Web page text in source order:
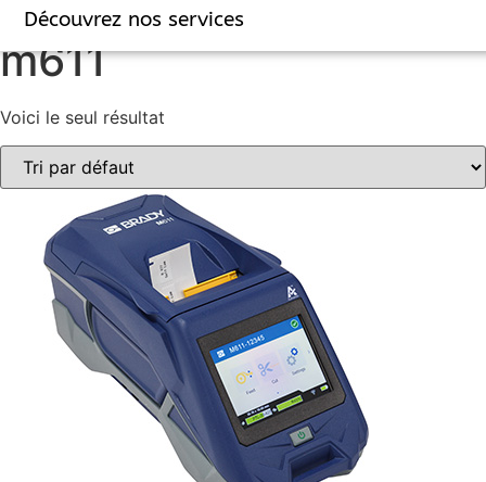
Découvrez nos services
Accueil/ Produits identifiés “m611”
m611
Voici le seul résultat